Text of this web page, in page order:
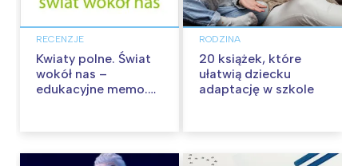
RECENZJE
Kwiaty polne. Świat
wokół nas –
edukacyjne memo.
RODZINA
20 książek, które
ułatwią dziecku
adaptację w szkole